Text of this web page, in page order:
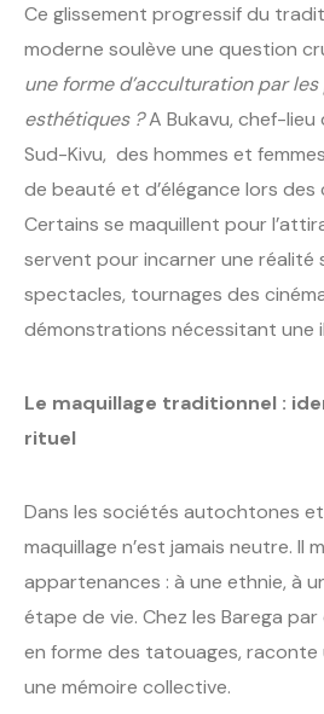
Ce glissement progressif du
moderne soulève une question
une forme d’acculturation par
esthétiques ?A Bukavu, chef-lieu
Sud-Kivu, des hommes et
de beauté et d’élégance lors des
Certains se maquillent pour
servent pour incarner une réalité
spectacles, tournages des
démonstrations nécessitant une
Le maquillage traditionnel :
rituel
Dans les sociétés autochtones
maquillage n’est jamais neutre. Il
appartenances : à une ethnie, à
étape de vie. Chez les Barega par
en forme des tatouages, raconte
une mémoire collective.